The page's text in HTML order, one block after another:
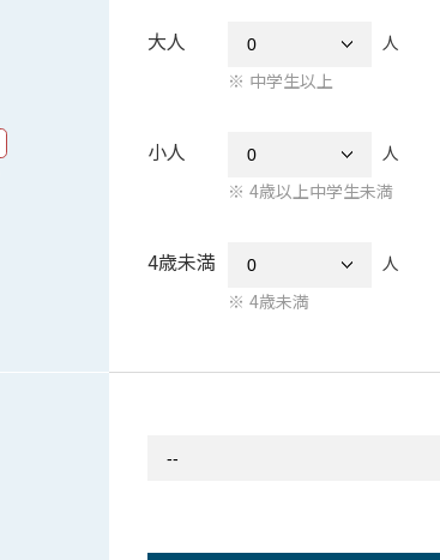
大人
人
中学生以上
小人
人
4歳以上中学生未満
4歳未満
人
4歳未満